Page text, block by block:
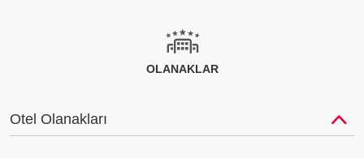
OLANAKLAR
Otel Olanakları